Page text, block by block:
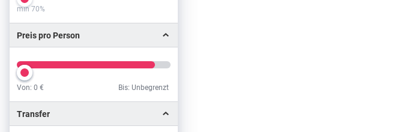
min 70%
Preis pro Person
Von: 0 € Bis: Unbegrenzt
Transfer